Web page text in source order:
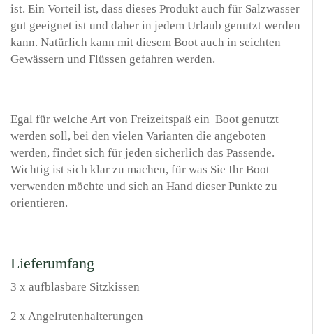
ist. Ein Vorteil ist, dass dieses Produkt auch für Salzwasser
gut geeignet ist und daher in jedem Urlaub genutzt werden
kann. Natürlich kann mit diesem Boot auch in seichten
Gewässern und Flüssen gefahren werden.
Egal für welche Art von Freizeitspaß ein Boot genutzt
werden soll, bei den vielen Varianten die angeboten
werden, findet sich für jeden sicherlich das Passende.
Wichtig ist sich klar zu machen, für was Sie Ihr Boot
verwenden möchte und sich an Hand dieser Punkte zu
orientieren.
Lieferumfang
3 x aufblasbare Sitzkissen
2 x Angelrutenhalterungen